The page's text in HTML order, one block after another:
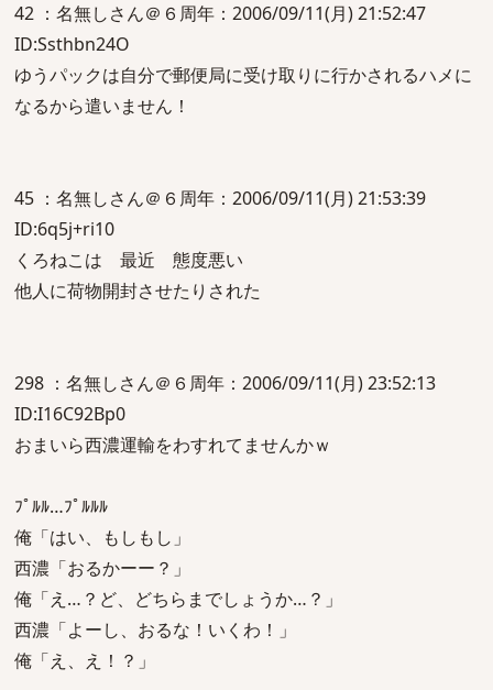
42 ：名無しさん＠６周年：2006/09/11(月) 21:52:47
ID:Ssthbn24O
ゆうパックは自分で郵便局に受け取りに行かされるハメに
なるから遣いません！
45 ：名無しさん＠６周年：2006/09/11(月) 21:53:39
ID:6q5j+ri10
くろねこは 最近 態度悪い
他人に荷物開封させたりされた
298 ：名無しさん＠６周年：2006/09/11(月) 23:52:13
ID:I16C92Bp0
おまいら西濃運輸をわすれてませんかｗ
ﾌﾟﾙﾙ…ﾌﾟﾙﾙﾙ
俺「はい、もしもし」
西濃「おるかーー？」
俺「え…？ど、どちらまでしょうか…？」
西濃「よーし、おるな！いくわ！」
俺「え、え！？」